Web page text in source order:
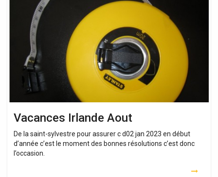
Vacances Irlande Aout
De la saint-sylvestre pour assurer c d02 jan 2023 en début
d’année c’est le moment des bonnes résolutions c’est donc
l’occasion.